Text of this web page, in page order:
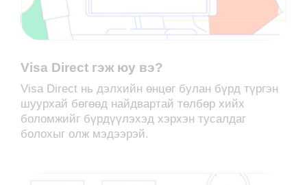
Visa Direct гэж юу вэ?
Visa Direct нь дэлхийн өнцөг булан бүрд түргэн
шуурхай бөгөөд найдвартай төлбөр хийх
боломжийг бүрдүүлэхэд хэрхэн тусалдаг
болохыг олж мэдээрэй.